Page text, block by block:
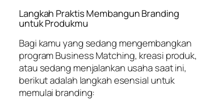
Langkah Praktis Membangun Branding
untuk Produkmu
Bagi kamu yang sedang mengembangkan
programBusiness Matching, kreasi produk,
atau sedang menjalankan usaha saat ini,
berikut adalah langkah esensial untuk
memulai branding: